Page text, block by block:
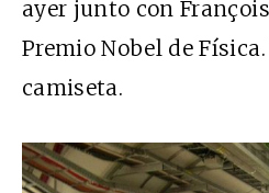
ayer junto con
Premio Nobel de
camiseta.